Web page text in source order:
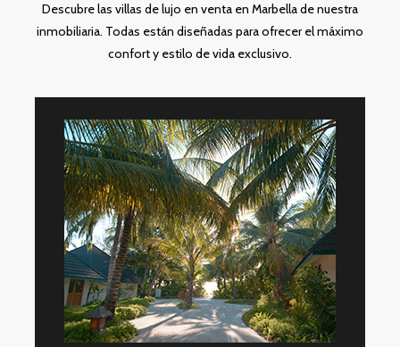
Descubre las villas de lujo en venta en Marbella de nuestra
inmobiliaria. Todas están diseñadas para ofrecer el máximo
confort y estilo de vida exclusivo.